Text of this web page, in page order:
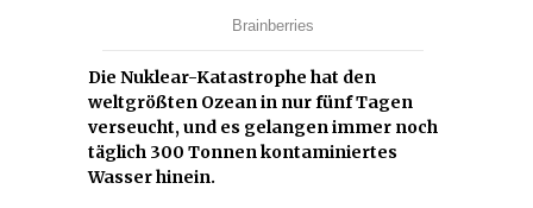
Die Nuklear-Katastrophe hat den
weltgrößten Ozean in nur fünf Tagen
verseucht, und es gelangen immer noch
täglich 300 Tonnen kontaminiertes
Wasser hinein.